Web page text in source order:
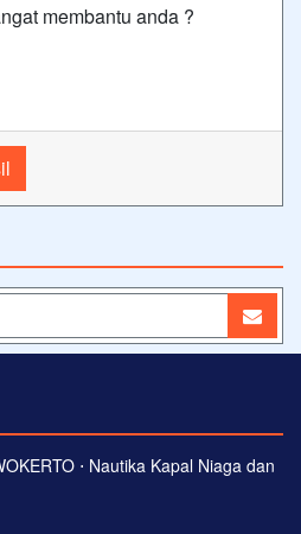
membantu anda ?
⋅ Nautika Kapal Niaga dan